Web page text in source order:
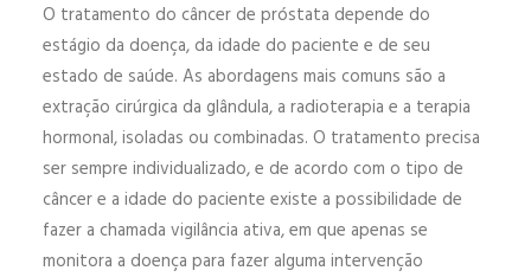
O tratamento do câncer de próstata depende do
estágio da doença, da idade do paciente e de seu
estado de saúde. As abordagens mais comuns são a
extração cirúrgica da glândula, a radioterapia e a terapia
hormonal, isoladas ou combinadas. O tratamento precisa
ser sempre individualizado, e de acordo com o tipo de
câncer e a idade do paciente existe a possibilidade de
fazer a chamada vigilância ativa, em que apenas se
monitora a doença para fazer alguma intervenção